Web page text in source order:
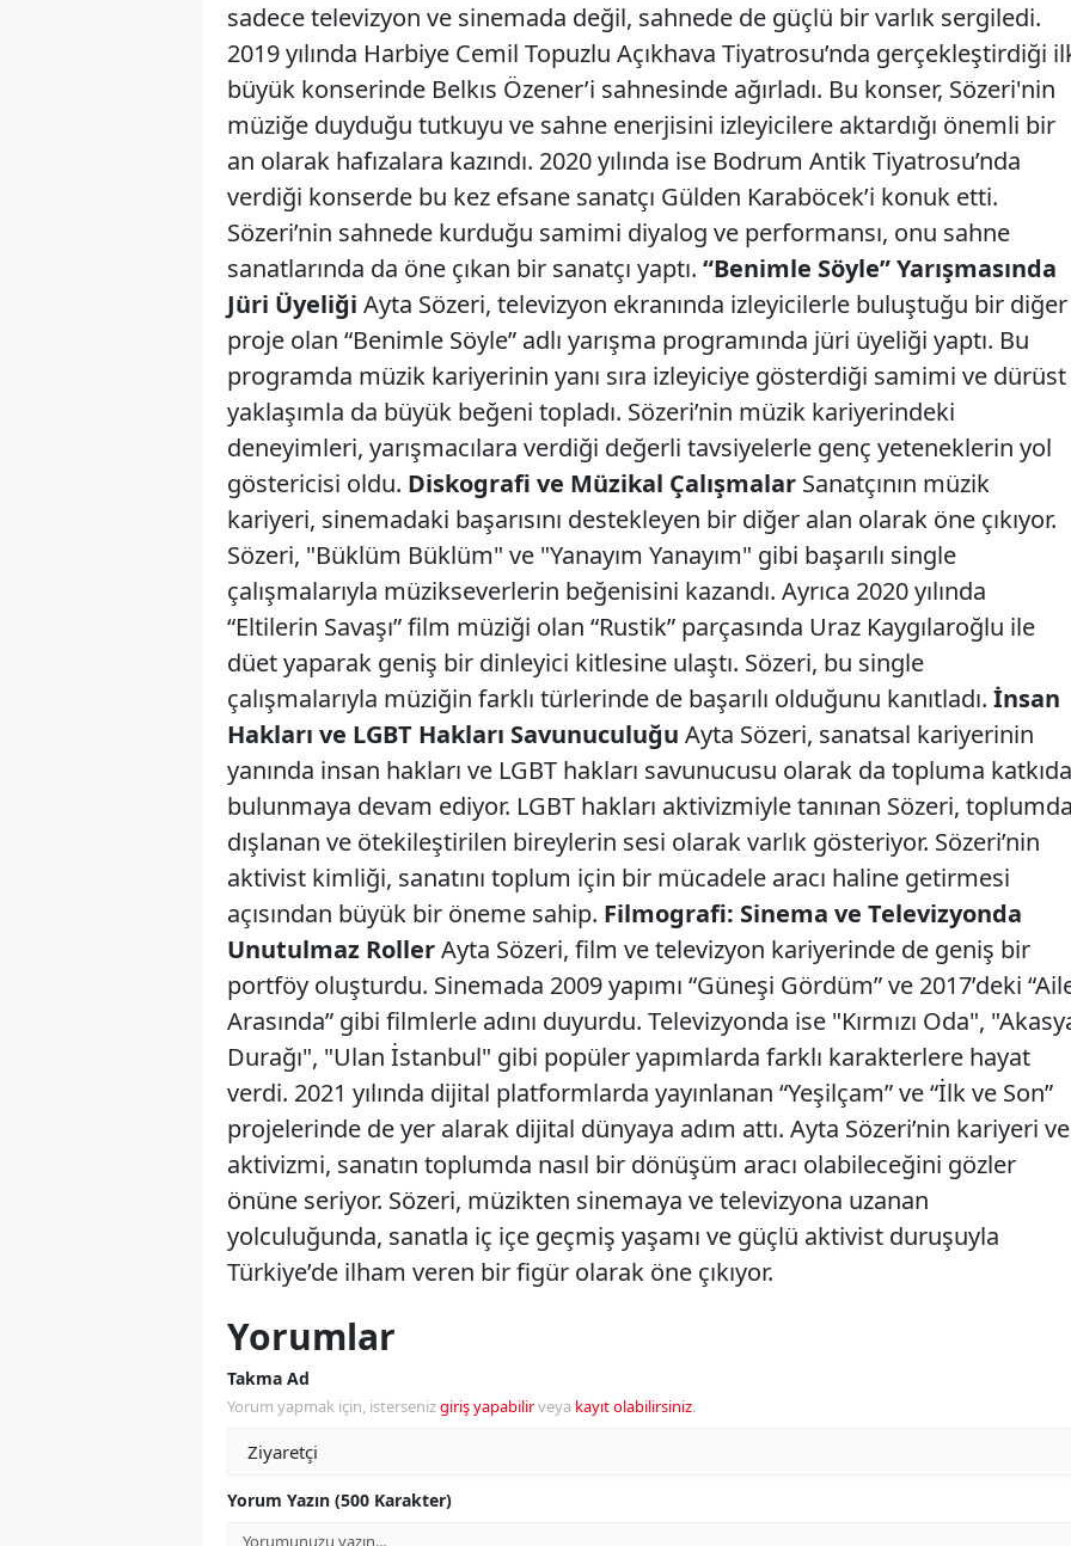
sadece televizyon ve sinemada değil, sahnede de güçlü bir varlık sergiledi.
2019 yılında Harbiye Cemil Topuzlu Açıkhava Tiyatrosu’nda gerçekleştirdiği
büyük konserinde Belkıs Özener’i sahnesinde ağırladı. Bu konser, Sözeri'nin
müziğe duyduğu tutkuyu ve sahne enerjisini izleyicilere aktardığı önemli bir
an olarak hafızalara kazındı. 2020 yılında ise Bodrum Antik Tiyatrosu’nda
verdiği konserde bu kez efsane sanatçı Gülden Karaböcek’i konuk etti.
Sözeri’nin sahnede kurduğu samimi diyalog ve performansı, onu sahne
sanatlarında da öne çıkan bir sanatçı yaptı. “Benimle Söyle” Yarışmasında
Jüri Üyeliği Ayta Sözeri, televizyon ekranında izleyicilerle buluştuğu bir diğer
proje olan “Benimle Söyle” adlı yarışma programında jüri üyeliği yaptı. Bu
programda müzik kariyerinin yanı sıra izleyiciye gösterdiği samimi ve dürüst
yaklaşımla da büyük beğeni topladı. Sözeri’nin müzik kariyerindeki
deneyimleri, yarışmacılara verdiği değerli tavsiyelerle genç yeteneklerin yol
göstericisi oldu. Diskografi ve Müzikal Çalışmalar Sanatçının müzik
kariyeri, sinemadaki başarısını destekleyen bir diğer alan olarak öne çıkıyor.
Sözeri, "Büklüm Büklüm" ve "Yanayım Yanayım" gibi başarılı single
çalışmalarıyla müzikseverlerin beğenisini kazandı. Ayrıca 2020 yılında
“Eltilerin Savaşı” film müziği olan “Rustik” parçasında Uraz Kaygılaroğlu ile
düet yaparak geniş bir dinleyici kitlesine ulaştı. Sözeri, bu single
çalışmalarıyla müziğin farklı türlerinde de başarılı olduğunu kanıtladı. İnsan
Hakları ve LGBT Hakları Savunuculuğu Ayta Sözeri, sanatsal kariyerinin
yanında insan hakları ve LGBT hakları savunucusu olarak da topluma katkıda
bulunmaya devam ediyor. LGBT hakları aktivizmiyle tanınan Sözeri,
dışlanan ve ötekileştirilen bireylerin sesi olarak varlık gösteriyor. Sözeri’nin
aktivist kimliği, sanatını toplum için bir mücadele aracı haline getirmesi
açısından büyük bir öneme sahip. Filmografi: Sinema ve Televizyonda
Unutulmaz RollerAyta Sözeri, film ve televizyon kariyerinde de geniş bir
portföy oluşturdu. Sinemada 2009 yapımı “Güneşi Gördüm” ve 2017’deki
Arasında” gibi filmlerle adını duyurdu. Televizyonda ise "Kırmızı Oda",
Durağı", "Ulan İstanbul" gibi popüler yapımlarda farklı karakterlere hayat
verdi. 2021 yılında dijital platformlarda yayınlanan “Yeşilçam” ve “İlk ve Son”
projelerinde de yer alarak dijital dünyaya adım attı. Ayta Sözeri’nin kariyeri ve
aktivizmi, sanatın toplumda nasıl bir dönüşüm aracı olabileceğini gözler
önüne seriyor. Sözeri, müzikten sinemaya ve televizyona uzanan
yolculuğunda, sanatla iç içe geçmiş yaşamı ve güçlü aktivist duruşuyla
Türkiye’de ilham veren bir figür olarak öne çıkıyor.
Yorumlar
Takma Ad
Yorum yapmak için, istersenizgiriş yapabilirveya kayıt olabilirsiniz.
Yorum Yazın (500 Karakter)